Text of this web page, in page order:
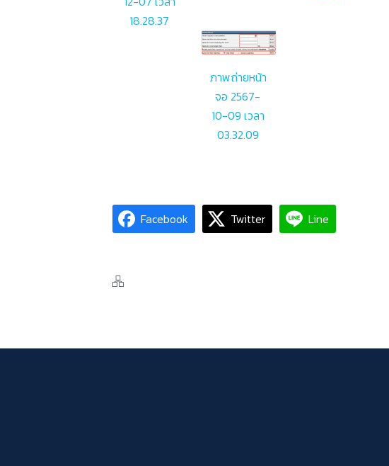
18.28.37
ภาพถ่ายหน้า
จอ 2567-
10-09 เวลา
03.32.09
Facebook Twitter Line